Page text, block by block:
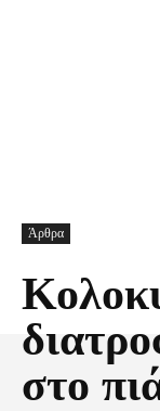
Άρθρα
στο